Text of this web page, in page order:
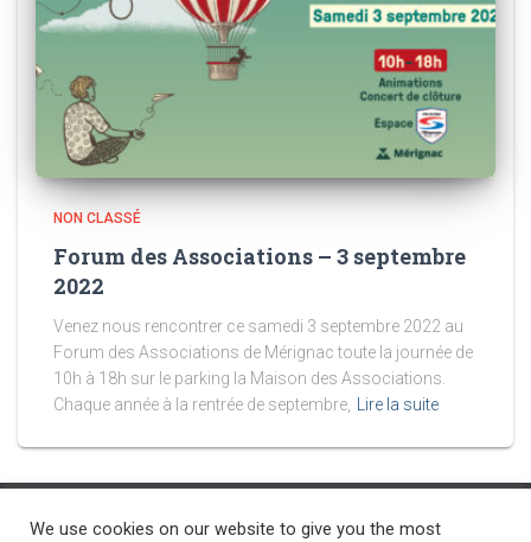
NON CLASSÉ
Forum des Associations – 3 septembre
2022
Venez nous rencontrer ce samedi 3 septembre 2022 au
Forum des Associations de Mérignac toute la journée de
10h à 18h sur le parking la Maison des Associations.
Chaque année à la rentrée de septembre,
Lire la suite
We use cookies on our website to give you the most